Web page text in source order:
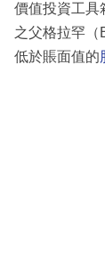
價值投資工具
之父格拉罕（
低於賬面值的